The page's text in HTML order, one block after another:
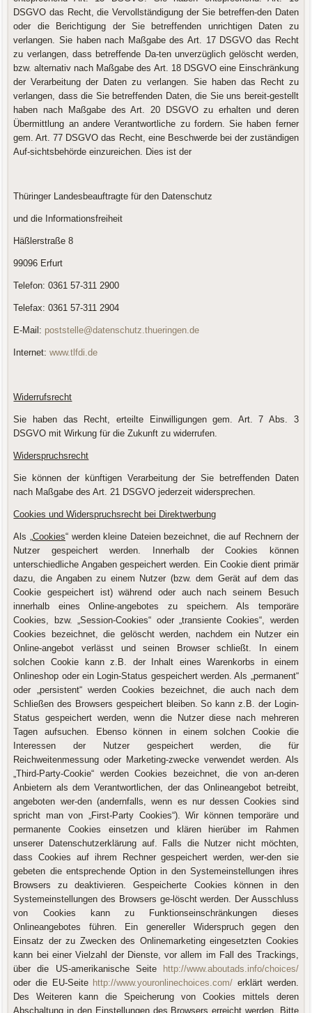
DSGVO das Recht, die Vervollständigung der Sie betreffen-den Daten
oder die Berichtigung der Sie betreffenden unrichtigen Daten zu
verlangen. Sie haben nach Maßgabe des Art. 17 DSGVO das Recht
zu verlangen, dass betreffende Da-ten unverzüglich gelöscht werden,
bzw. alternativ nach Maßgabe des Art. 18 DSGVO eine Einschränkung
der Verarbeitung der Daten zu verlangen. Sie haben das Recht zu
verlangen, dass die Sie betreffenden Daten, die Sie uns bereit-gestellt
haben nach Maßgabe des Art. 20 DSGVO zu erhalten und deren
Übermittlung an andere Verantwortliche zu fordern. Sie haben ferner
gem. Art. 77 DSGVO das Recht, eine Beschwerde bei der zuständigen
Auf-sichtsbehörde einzureichen. Dies ist der
Thüringer Landesbeauftragte für den Datenschutz
und die Informationsfreiheit
Häßlerstraße 8
99096 Erfurt
Telefon: 0361 57-311 2900
Telefax: 0361 57-311 2904
E-Mail: poststelle@datenschutz.thueringen.de
Internet:www.tlfdi.de
Widerrufsrecht
Sie haben das Recht, erteilte Einwilligungen gem. Art. 7 Abs. 3
DSGVO mit Wirkung für die Zukunft zu widerrufen.
Widerspruchsrecht
Sie können der künftigen Verarbeitung der Sie betreffenden Daten
nach Maßgabe des Art. 21 DSGVO jederzeit widersprechen.
Cookies und Widerspruchsrecht bei Direktwerbung
Als „Cookies“ werden kleine Dateien bezeichnet, die auf Rechnern der
Nutzer gespeichert werden. Innerhalb der Cookies können
unterschiedliche Angaben gespeichert werden. Ein Cookie dient primär
dazu, die Angaben zu einem Nutzer (bzw. dem Gerät auf dem das
Cookie gespeichert ist) während oder auch nach seinem Besuch
innerhalb eines Online-angebotes zu speichern. Als temporäre
Cookies, bzw. „Session-Cookies“ oder „transiente Cookies“, werden
Cookies bezeichnet, die gelöscht werden, nachdem ein Nutzer ein
Online-angebot verlässt und seinen Browser schließt. In einem
solchen Cookie kann z.B. der Inhalt eines Warenkorbs in einem
Onlineshop oder ein Login-Status gespeichert werden. Als „permanent“
oder „persistent“ werden Cookies bezeichnet, die auch nach dem
Schließen des Browsers gespeichert bleiben. So kann z.B. der Login-
Status gespeichert werden, wenn die Nutzer diese nach mehreren
Tagen aufsuchen. Ebenso können in einem solchen Cookie die
Interessen der Nutzer gespeichert werden, die für
Reichweitenmessung oder Marketing-zwecke verwendet werden. Als
„Third-Party-Cookie“ werden Cookies bezeichnet, die von an-deren
Anbietern als dem Verantwortlichen, der das Onlineangebot betreibt,
angeboten wer-den (andernfalls, wenn es nur dessen Cookies sind
spricht man von „First-Party Cookies“). Wir können temporäre und
permanente Cookies einsetzen und klären hierüber im Rahmen
unserer Datenschutzerklärung auf. Falls die Nutzer nicht möchten,
dass Cookies auf ihrem Rechner gespeichert werden, wer-den sie
gebeten die entsprechende Option in den Systemeinstellungen ihres
Browsers zu deaktivieren. Gespeicherte Cookies können in den
Systemeinstellungen des Browsers ge-löscht werden. Der Ausschluss
von Cookies kann zu Funktionseinschränkungen dieses
Onlineangebotes führen. Ein genereller Widerspruch gegen den
Einsatz der zu Zwecken des Onlinemarketing eingesetzten Cookies
kann bei einer Vielzahl der Dienste, vor allem im Fall des Trackings,
über die US-amerikanische Seite
http://www.aboutads.info/choices/
oder die EU-Seite http://www.youronlinechoices.com/ erklärt werden.
Des Weiteren kann die Speicherung von Cookies mittels deren
Abschaltung in den Einstellungen des Browsers erreicht werden. Bitte